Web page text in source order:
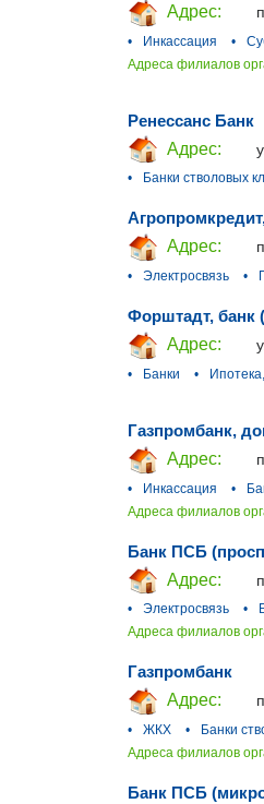
Адрес:
•
Инкассация •
Адреса филиалов
Ренессанс Банк
Адрес:
•
Банки стволовых
Адрес:
•
Электросвязь •
Форштадт, банк
Адрес:
•
Банки •
Газпромбанк,
Адрес:
•
Инкассация •
Адреса филиалов
Банк ПСБ
Адрес:
•
Электросвязь •
Адреса филиалов
Газпромбанк
Адрес:
•
ЖКХ • Банки
Адреса филиалов
Банк ПСБ